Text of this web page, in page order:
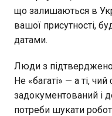
що залишаються в
вашої присутності,
датами.
Люди з
Не «багаті» — а ті,
задокументований і
потреби шукати